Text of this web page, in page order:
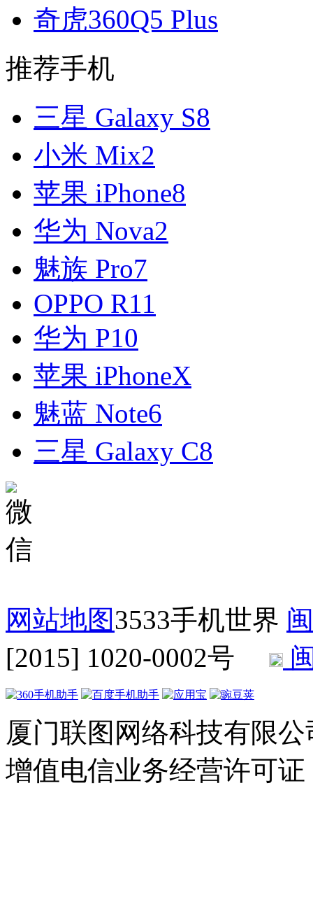
奇虎360Q5 Plus
推荐手机
三星 Galaxy S8
小米 Mix2
苹果 iPhone8
华为 Nova2
魅族 Pro7
OPPO R11
华为 P10
苹果 iPhoneX
魅蓝 Note6
三星 Galaxy C8
网站地图3533手机世界
[2015] 1020-0002号
厦门联图网络科技有限公
增值电信业务经营许可证